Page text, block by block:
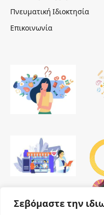
Σεβόμαστε την
Πνευματική Ιδιοκτησία
Επικοινωνία